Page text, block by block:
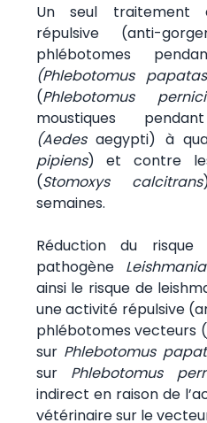
Un seul traitement
répulsive (anti-
phlébotomes
(Phlebotomus
(Phlebotomus
moustiques
(Aedesaegypti) à
pipiens) et contre
(Stomoxys calcitrans
semaines.
Réduction du
pathogène
ainsi le risque de
une activité répulsive
phlébotomes vecteurs
sur Phlebotomus
sur Phlebotomus
indirect en raison de
vétérinaire sur le